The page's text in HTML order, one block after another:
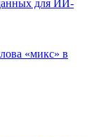
для ИИ-
«микс» в